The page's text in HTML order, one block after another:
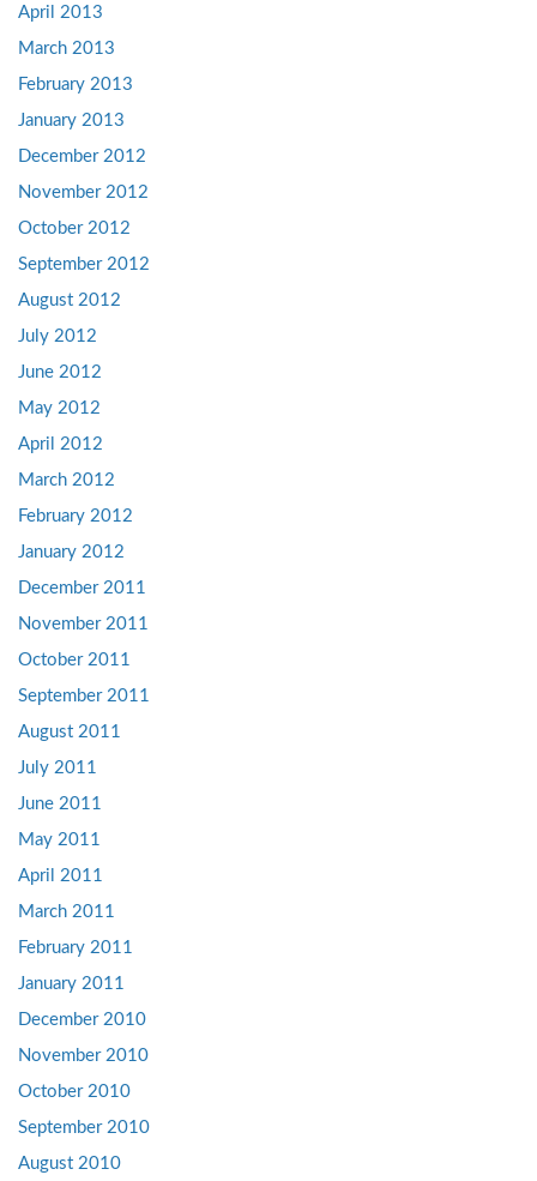
April 2013
March 2013
February 2013
January 2013
December 2012
November 2012
October 2012
September 2012
August 2012
July 2012
June 2012
May 2012
April 2012
March 2012
February 2012
January 2012
December 2011
November 2011
October 2011
September 2011
August 2011
July 2011
June 2011
May 2011
April 2011
March 2011
February 2011
January 2011
December 2010
November 2010
October 2010
September 2010
August 2010